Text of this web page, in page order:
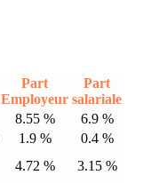
Part
Employeur
Part
salariale
8.55 %
6.9 %
1.9 %
0.4 %
4.72 %
3.15 %